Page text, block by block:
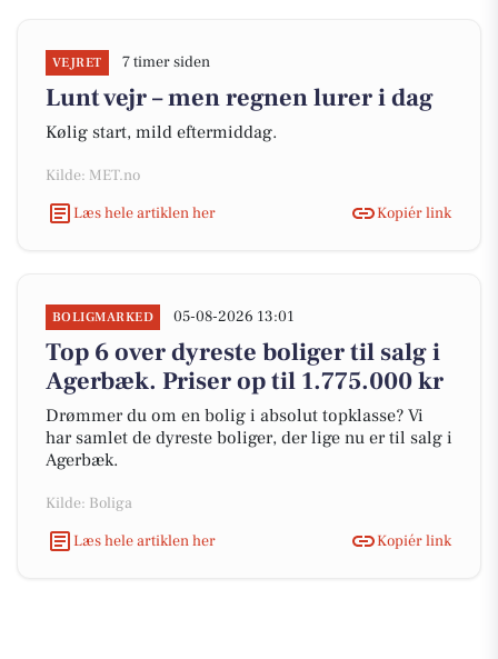
VEJRET 7 timer siden
Lunt vejr – men regnen lurer i dag
Kølig start, mild eftermiddag.
Kilde: MET.no
Læs hele artiklen her
Kopiér link
BOLIGMARKED 05-08-2026 13:01
Top 6 over dyreste boliger til salg i
Agerbæk. Priser op til 1.775.000 kr
Drømmer du om en bolig i absolut topklasse? Vi
har samlet de dyreste boliger, der lige nu er til salg i
Agerbæk.
Kilde: Boliga
Læs hele artiklen her
Kopiér link